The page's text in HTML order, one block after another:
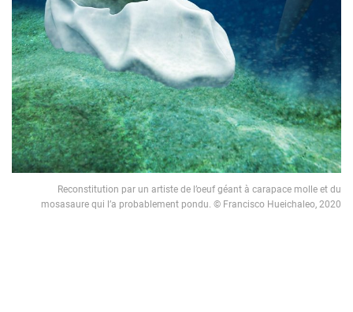
Reconstitution par un artiste de l’oeuf géant à carapace molle et du
mosasaure qui l’a probablement pondu. © Francisco Hueichaleo, 2020